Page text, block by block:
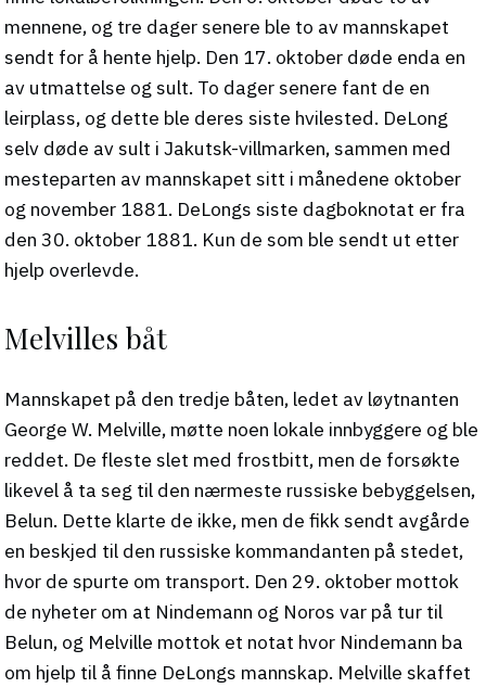
mennene, og tre dager senere ble to av mannskapet
sendt for å hente hjelp. Den 17. oktober døde enda en
av utmattelse og sult. To dager senere fant de en
leirplass, og dette ble deres siste hvilested. DeLong
selv døde av sult i Jakutsk-villmarken, sammen med
mesteparten av mannskapet sitt i månedene oktober
og november 1881. DeLongs siste dagboknotat er fra
den 30. oktober 1881. Kun de som ble sendt ut etter
hjelp overlevde.
Melvilles båt
Mannskapet på den tredje båten, ledet av løytnanten
George W. Melville, møtte noen lokale innbyggere og ble
reddet. De fleste slet med frostbitt, men de forsøkte
likevel å ta seg til den nærmeste russiske bebyggelsen,
Belun. Dette klarte de ikke, men de fikk sendt avgårde
en beskjed til den russiske kommandanten på stedet,
hvor de spurte om transport. Den 29. oktober mottok
de nyheter om at Nindemann og Noros var på tur til
Belun, og Melville mottok et notat hvor Nindemann ba
om hjelp til å finne DeLongs mannskap. Melville skaffet